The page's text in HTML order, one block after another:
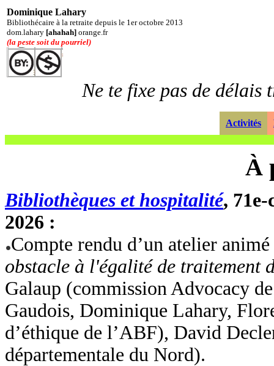
Dominique Lahary
Bibliothécaire à la retraite depuis le 1er octobre 2013
dom.lahary [ahahah] orange.fr
(la peste soit du pourriel)
Ne te fixe pas de délais
Activités
À
Bibliothèques et hospitalité,
2026 :
Compte rendu d’un atelier
obstacle à l'égalité de traitement
Galaup (commission Advocacy
Gaudois, Dominique Lahary,
d’éthique de l’ABF), David
départementale du Nord).